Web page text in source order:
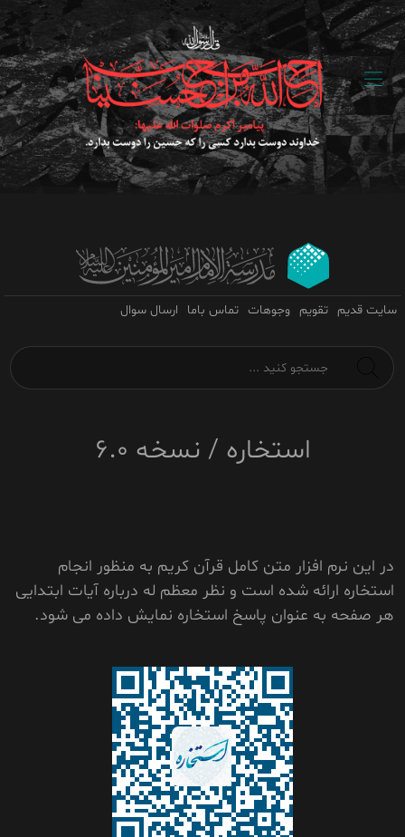
سایت قدیم تقویم وجوهات تماس باما ارسال سوال
استخاره / نسخه 6.0
در این نرم افزار متن کامل قرآن کریم به منظور انجام
استخاره ارائه شده است و نظر معظم له درباره آیات ابتدایی
هر صفحه به عنوان پاسخ استخاره نمایش داده می شود.